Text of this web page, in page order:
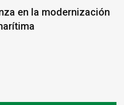
en la modernización